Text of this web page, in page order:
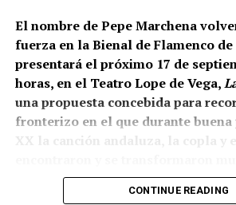
El nombre de Pepe Marchena
fuerza en la Bienal de Flamenco
presentará el próximo 17 de
horas, en el Teatro Lope de Vega,
una propuesta concebida para
fronterizo en el que durante
XX la canción andaluza, la copla y
La propia organización ha definido
CONTINUE READING